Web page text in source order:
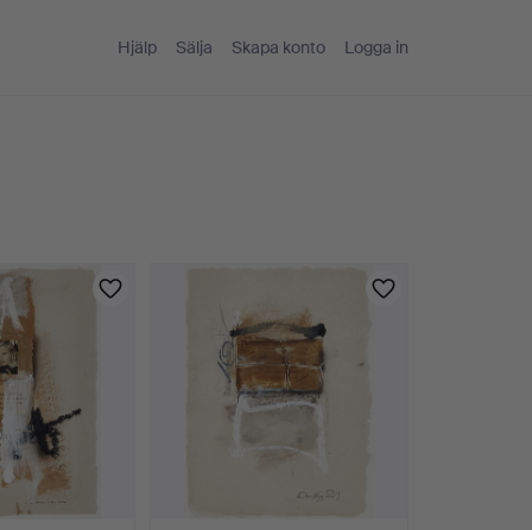
Hjälp Sälja Skapa konto Logga in